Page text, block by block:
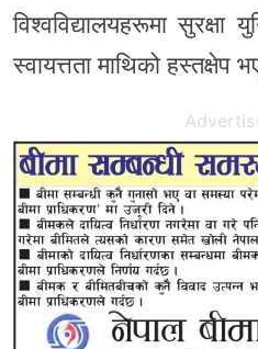
विश्वविद्यालयहरूमा सुरक्षा
स्वायत्तता माथिको हस्तक्षेप